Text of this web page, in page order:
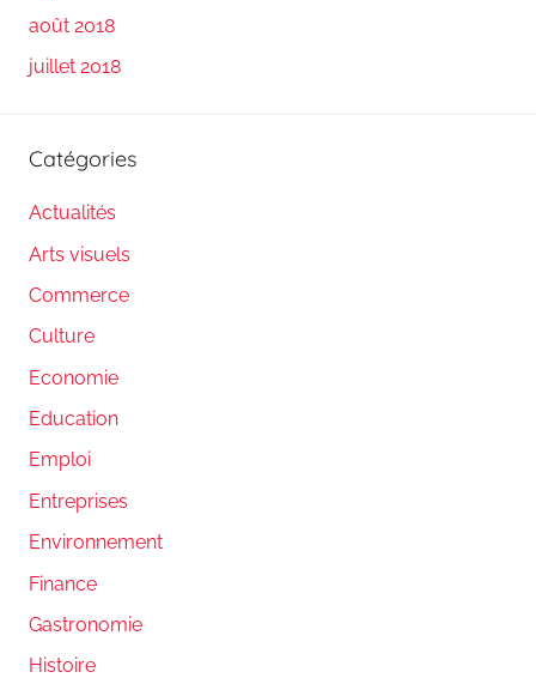
août 2018
juillet 2018
Catégories
Actualités
Arts visuels
Commerce
Culture
Economie
Education
Emploi
Entreprises
Environnement
Finance
Gastronomie
Histoire